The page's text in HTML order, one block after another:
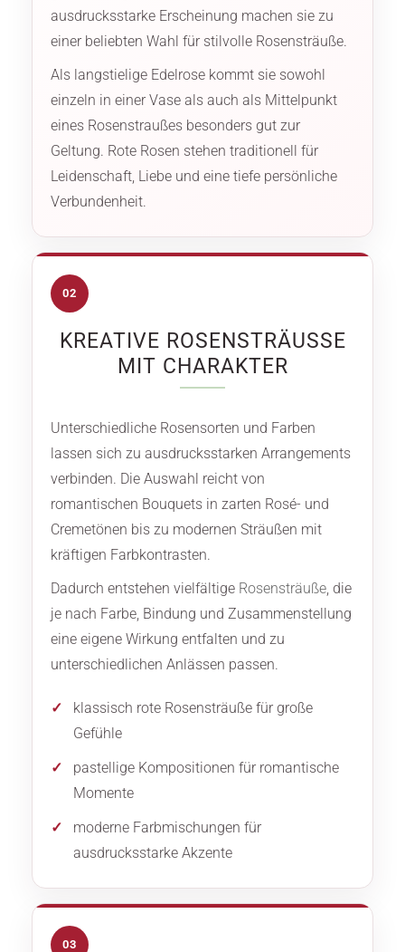
ausdrucksstarke Erscheinung machen sie zu
einer beliebten Wahl für stilvolle Rosensträuße.
Als langstielige Edelrose kommt sie sowohl
einzeln in einer Vase als auch als Mittelpunkt
eines Rosenstraußes besonders gut zur
Geltung. Rote Rosen stehen traditionell für
Leidenschaft, Liebe und eine tiefe persönliche
Verbundenheit.
02
KREATIVE ROSENSTRÄUSSE M
IT CHARAKTER
Unterschiedliche Rosensorten und Farben
lassen sich zu ausdrucksstarken Arrangements
verbinden. Die Auswahl reicht von
romantischen Bouquets in zarten Rosé- und
Cremetönen bis zu modernen Sträußen mit
kräftigen Farbkontrasten.
Dadurch entstehen vielfältige Rosensträuße, die
je nach Farbe, Bindung und Zusammenstellung
eine eigene Wirkung entfalten und zu
unterschiedlichen Anlässen passen.
klassisch rote Rosensträuße für große
Gefühle
pastellige Kompositionen für romantische
Momente
moderne Farbmischungen für
ausdrucksstarke Akzente
03